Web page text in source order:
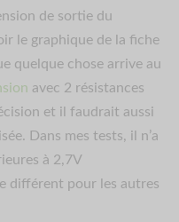
de sortie du
le graphique de la fiche
quelque chose arrive au
avec 2 résistances
et il faudrait aussi
Dans mes tests, il n’a
à 2,7V
différent pour les autres